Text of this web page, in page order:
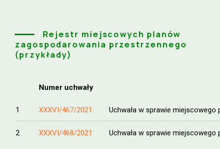
Rejestr miejscowych planów
zagospodarowania przestrzennego
(przykłady)
Numer uchwały
1 XXXVI/467/2021 Uchwała w sprawie miejscowego
2 XXXVI/468/2021 Uchwała w sprawie